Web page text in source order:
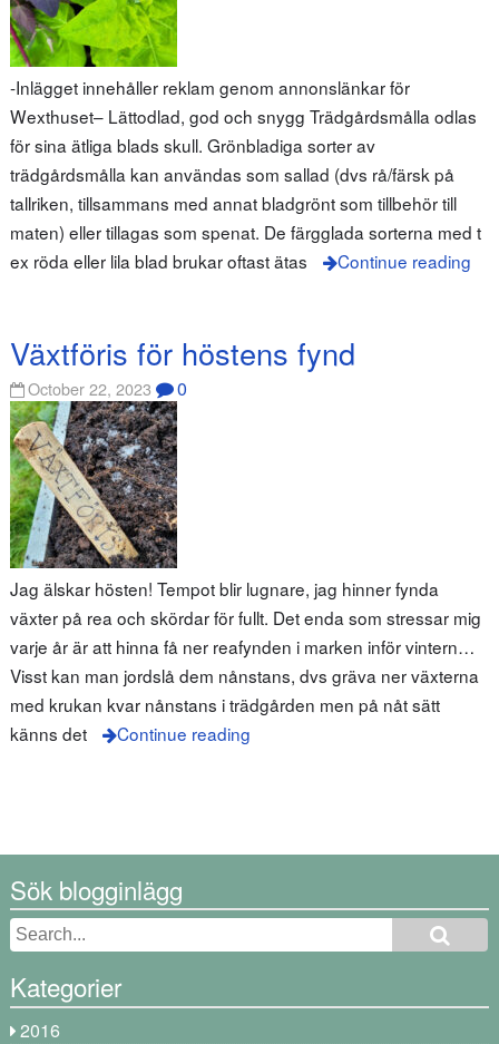
-Inlägget innehåller reklam genom annonslänkar för
Wexthuset– Lättodlad, god och snygg Trädgårdsmålla odlas
för sina ätliga blads skull. Grönbladiga sorter av
trädgårdsmålla kan användas som sallad (dvs rå/färsk på
tallriken, tillsammans med annat bladgrönt som tillbehör till
maten) eller tillagas som spenat. De färgglada sorterna med t
ex röda eller lila blad brukar oftast ätas
Continue reading
Växtföris för höstens fynd
October 22, 2023 0
Jag älskar hösten! Tempot blir lugnare, jag hinner fynda
växter på rea och skördar för fullt. Det enda som stressar mig
varje år är att hinna få ner reafynden i marken inför vintern…
Visst kan man jordslå dem nånstans, dvs gräva ner växterna
med krukan kvar nånstans i trädgården men på nåt sätt
känns det
Continue reading
Sök blogginlägg
Kategorier
2016